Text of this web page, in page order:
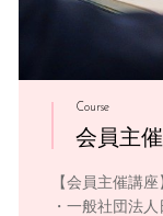
Course
会員主
【会員主催講座
・一般社団法